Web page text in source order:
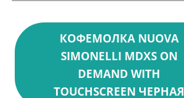
КОФЕМОЛКА NUOVA
SIMONELLI MDXS ON
DEMAND WITH
TOUCHSCREEN ЧЕРНАЯ